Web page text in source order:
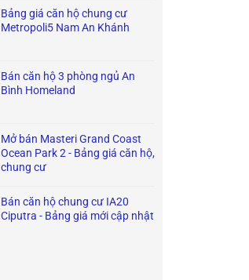
Bảng giá căn hộ chung cư
Metropoli5 Nam An Khánh
Bán căn hộ 3 phòng ngủ An
Bình Homeland
Mở bán Masteri Grand Coast
Ocean Park 2 - Bảng giá căn hộ,
chung cư
Bán căn hộ chung cư IA20
Ciputra - Bảng giá mới cập nhật